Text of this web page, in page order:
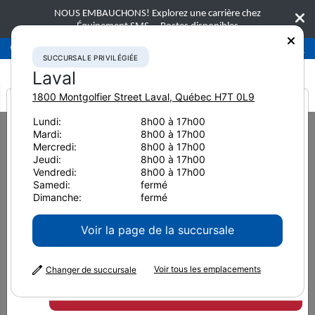
NOUS EMBAUCHONS! Explorez une carrière chez
Équipement SMS. Postes disponibles
Succursale privilégiéeLaval 450-781-9600
Home Nous joindre Red Deer
DÉFINIR COMME SUCCURSALE PRÉFÉRÉE
Red Deer
Appelez-nous
It looks like you are
from America
SUCCURSALE PRIVILÉGIÉE
Laval
1800 Montgolfier Street Laval, Québec H7T 0L9
Lundi:
8h00 à 17h00
Mardi:
8h00 à 17h00
Mercredi:
8h00 à 17h00
Jeudi:
8h00 à 17h00
Vendredi:
8h00 à 17h00
Samedi:
fermé
Dimanche:
fermé
Voir la page de la succursale
Changer de succursale Voir tous les emplacements